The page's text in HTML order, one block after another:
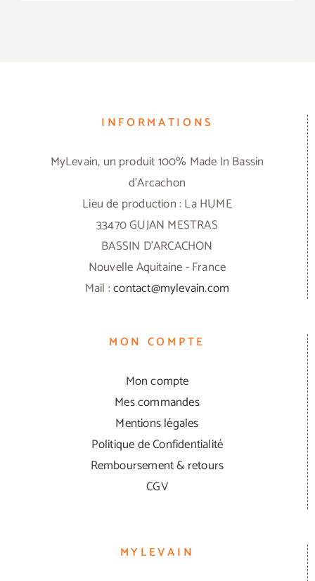
peuvent
choisies
sur
la
page
du
produit
INFORMATIONS
MyLevain, un produit 100% Made In Bassin
d'Arcachon
Lieu de production : La HUME
33470 GUJAN MESTRAS
BASSIN D'ARCACHON
Nouvelle Aquitaine - France
Mail :contact@mylevain.com
MON COMPTE
Mon compte
Mes commandes
Mentions légales
Politique de Confidentialité
Remboursement & retours
CGV
MYLEVAIN